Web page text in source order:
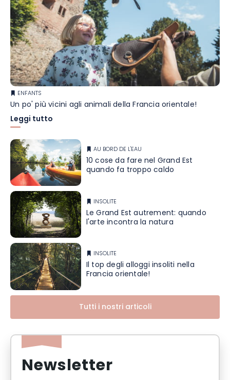
ENFANTS
Un po' più vicini agli animali della Francia orientale!
Leggi tutto
AU BORD DE L'EAU
10 cose da fare nel Grand Est
quando fa troppo caldo
INSOLITE
Le Grand Est autrement: quando
l'arte incontra la natura
INSOLITE
Il top degli alloggi insoliti nella
Francia orientale!
Tutti i nostri articoli
Newsletter